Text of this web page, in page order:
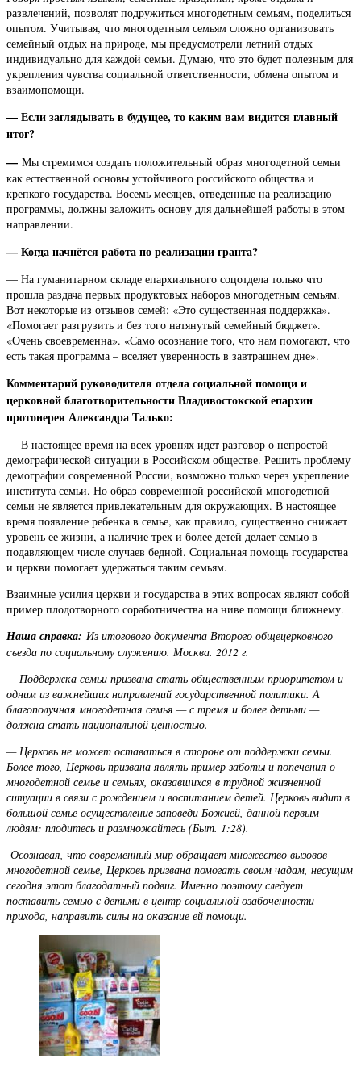
развлечений, позволят подружиться многодетным семьям, поделиться
опытом. Учитывая, что многодетным семьям сложно организовать
семейный отдых на природе, мы предусмотрели летний отдых
индивидуально для каждой семьи. Думаю, что это будет полезным для
укрепления чувства социальной ответственности, обмена опытом и
взаимопомощи.
— Если заглядывать в будущее, то каким вам видится главный
итог?
— Мы стремимся создать положительный образ многодетной семьи
как естественной основы устойчивого российского общества и
крепкого государства. Восемь месяцев, отведенные на реализацию
программы, должны заложить основу для дальнейшей работы в этом
направлении.
— Когда начнётся работа по реализации гранта?
— На гуманитарном складе епархиального соцотдела только что
прошла раздача первых продуктовых наборов многодетным семьям.
Вот некоторые из отзывов семей: «Это существенная поддержка».
«Помогает разгрузить и без того натянутый семейный бюджет».
«Очень своевременна». «Само осознание того, что нам помогают, что
есть такая программа – вселяет уверенность в завтрашнем дне».
Комментарий руководителя отдела социальной помощи и
церковной благотворительности Владивостокской епархии
протоиерея Александра Талько:
— В настоящее время на всех уровнях идет разговор о непростой
демографической ситуации в Российском обществе. Решить проблему
демографии современной России, возможно только через укрепление
института семьи. Но образ современной российской многодетной
семьи не является привлекательным для окружающих. В настоящее
время появление ребенка в семье, как правило, существенно снижает
уровень ее жизни, а наличие трех и более детей делает семью в
подавляющем числе случаев бедной. Социальная помощь государства
и церкви помогает удержаться таким семьям.
Взаимные усилия церкви и государства в этих вопросах являют собой
пример плодотворного соработничества на ниве помощи ближнему.
Наша справка: Из итогового документа Второго общецерковного
съезда по социальному служению. Москва. 2012 г.
— Поддержка семьи призвана стать общественным приоритетом и
одним из важнейших направлений государственной политики. А
благополучная многодетная семья — с тремя и более детьми —
должна стать национальной ценностью.
— Церковь не может оставаться в стороне от поддержки семьи.
Более того, Церковь призвана являть пример заботы и попечения о
многодетной семье и семьях, оказавшихся в трудной жизненной
ситуации в связи с рождением и воспитанием детей. Церковь видит в
большой семье осуществление заповеди Божией, данной первым
людям: плодитесь и размножайтесь (Быт. 1:28).
-Осознавая, что современный мир обращает множество вызовов
многодетной семье, Церковь призвана помогать своим чадам, несущим
сегодня этот благодатный подвиг. Именно поэтому следует
поставить семью с детьми в центр социальной озабоченности
прихода, направить силы на оказание ей помощи.